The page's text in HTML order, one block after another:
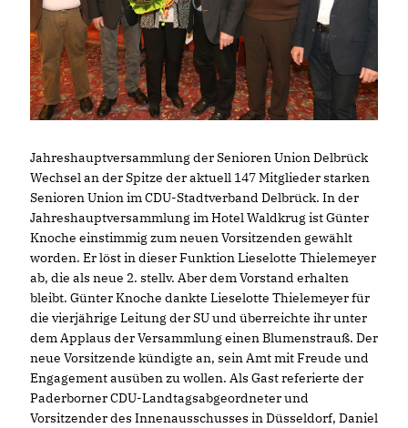
Jahreshauptversammlung der Senioren Union Delbrück
Wechsel an der Spitze der aktuell 147 Mitglieder starken
Senioren Union im CDU-Stadtverband Delbrück. In der
Jahreshauptversammlung im Hotel Waldkrug ist Günter
Knoche einstimmig zum neuen Vorsitzenden gewählt
worden. Er löst in dieser Funktion Lieselotte Thielemeyer
ab, die als neue 2. stellv. Aber dem Vorstand erhalten
bleibt. Günter Knoche dankte Lieselotte Thielemeyer für
die vierjährige Leitung der SU und überreichte ihr unter
dem Applaus der Versammlung einen Blumenstrauß. Der
neue Vorsitzende kündigte an, sein Amt mit Freude und
Engagement ausüben zu wollen. Als Gast referierte der
Paderborner CDU-Landtagsabgeordneter und
Vorsitzender des Innenausschusses in Düsseldorf, Daniel